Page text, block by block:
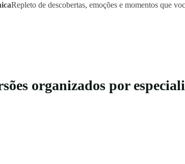
Repleto de descobertas, emoções e momentos que
organizados por